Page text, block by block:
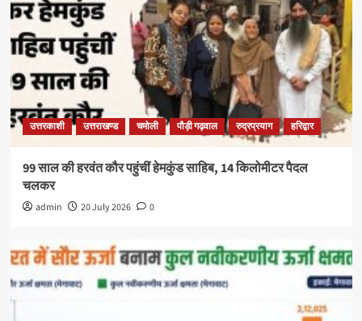
उत्तरकाशी उत्तराखण्ड चमोली पौड़ी गढ़वाल रुद्रप्रयाग हरिद्वार
99 साल की हरवंत कौर पहुंचीं हेमकुंड साहिब, 14 किलोमीटर पैदल
चलकर
admin 20 July 2026 0